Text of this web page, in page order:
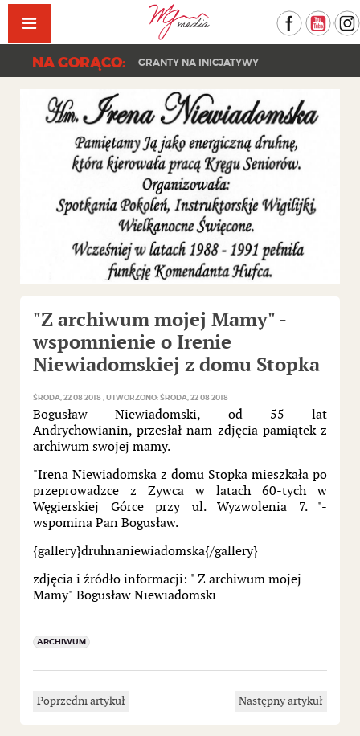
Facebook
NA GORĄCO: GRANTY NA INICJATYWY
"Z archiwum mojej Mamy" -
wspomnienie o Irenie
Niewiadomskiej z domu Stopka
ŚRODA, 22 08 2018 UTWORZONO: ŚRODA, 22 08 2018
Bogusław Niewiadomski, od 55 lat
Andrychowianin, przesłał nam zdjęcia pamiątek z
archiwum swojej mamy.
"Irena Niewiadomska z domu Stopka mieszkała po
przeprowadzce z Żywca w latach 60-tych w
Węgierskiej Górce przy ul. Wyzwolenia 7. "-
wspomina Pan Bogusław.
{gallery}druhnaniewiadomska{/gallery}
zdjęcia i źródło informacji: " Z archiwum mojej
Mamy" Bogusław Niewiadomski
ARCHIWUM
Poprzedni artykuł Następny artykuł